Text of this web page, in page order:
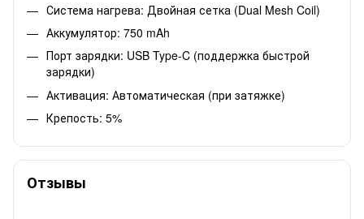
Система нагрева: Двойная сетка (Dual Mesh Coil)
Аккумулятор: 750 mAh
Порт зарядки: USB Type-C (поддержка быстрой
зарядки)
Активация: Автоматическая (при затяжке)
Крепость: 5%
Отзывы